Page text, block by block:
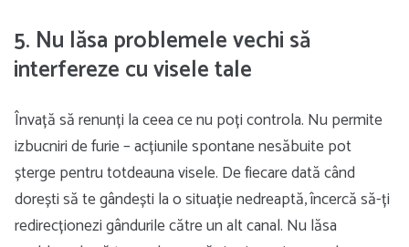
5. Nu lăsa problemele vechi să
interfereze cu visele tale
Învață să renunți la ceea ce nu poți controla. Nu permite
izbucniri de furie – acțiunile spontane nesăbuite pot
șterge pentru totdeauna visele. De fiecare dată când
dorești să te gândești la o situație nedreaptă, încercă să-ți
redirecționezi gândurile către un alt canal. Nu lăsa